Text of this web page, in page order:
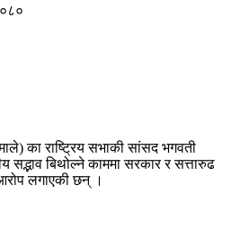
का राष्ट्रिय सभाकी सांसद भगवती
सद्भाव बिथोल्ने काममा सरकार र सत्तारुढ
लगाएकी छन् ।